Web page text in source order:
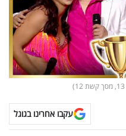
עקבו אחרינו בגוגל